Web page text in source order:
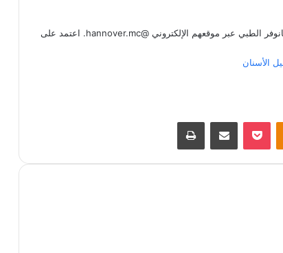
يمكنك العثور على مزيد من المعلومات وحجز استشارتك الأولى مع مركز هانوفر الطبي عبر موقعهم الإلكتروني @hannover.mc. اعتمد على
الأسنان